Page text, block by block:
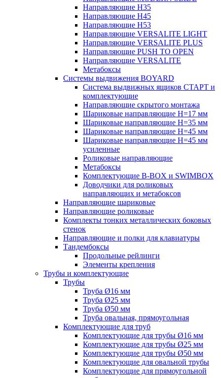
Направляющие H35
Направляющие H45
Направляющие H53
Направляющие VERSALITE LIGHT
Направляющие VERSALITE PLUS
Направляющие PUSH TO OPEN
Направляющие VERSALITE
Метабоксы
Системы выдвижения BOYARD
Система выдвижных ящиков СТАРТ и
комплектующие
Направляющие скрытого монтажа
Шариковые направляющие H=17 мм
Шариковые направляющие H=35 мм
Шариковые направляющие H=45 мм
Шариковые направляющие H=45 мм
усиленные
Роликовые направляющие
Метабоксы
Комплектующие B-BOX и SWIMBOX
Доводчики для роликовых
направляющих и метабоксов
Направляющие шариковые
Направляющие роликовые
Комплекты тонких металлических боковых
стенок
Направляющие и полки для клавиатуры
Тандембоксы
Продольные рейлинги
Элементы крепления
Трубы и комплектующие
Трубы
Труба Ø16 мм
Труба Ø25 мм
Труба Ø50 мм
Труба овальная, прямоугольная
Комплектующие для труб
Комплектующие для трубы Ø16 мм
Комплектующие для трубы Ø25 мм
Комплектующие для трубы Ø50 мм
Комплектующие для овальной трубы
Комплектующие для прямоугольной